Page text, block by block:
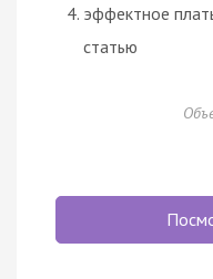
эффектное
статью